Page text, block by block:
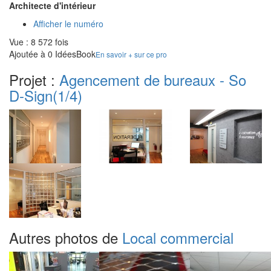
Architecte d'intérieur
Afficher le numéro
Vue : 8 572 fois
Ajoutée à 0 IdéesBookEn savoir + sur ce pro
Projet : Agencement de bureaux - So
D-Sign(1/4)
Autres photos de Local commercial